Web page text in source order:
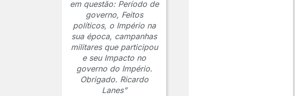
em questão: Período de
governo, Feitos
políticos, o Império na
sua época, campanhas
militares que participou
e seu Impacto no
governo do Império.
Obrigado. Ricardo
Lanes”